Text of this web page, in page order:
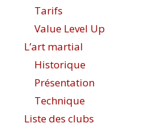
Tarifs
Value Level Up
L’art martial
Historique
Présentation
Technique
Liste des clubs